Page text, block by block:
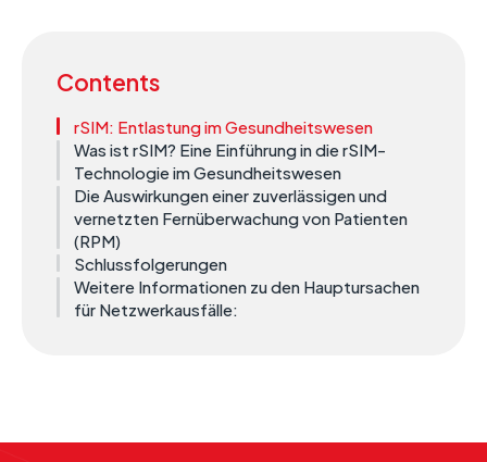
Contents
rSIM: Entlastung im Gesundheitswesen
Was ist rSIM? Eine Einführung in die rSIM-
Technologie im Gesundheitswesen
Die Auswirkungen einer zuverlässigen und
vernetzten Fernüberwachung von Patienten
(RPM)
Schlussfolgerungen
Weitere Informationen zu den Hauptursachen
für Netzwerkausfälle: